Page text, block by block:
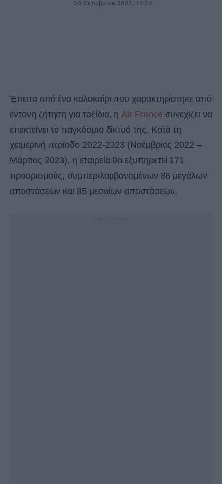
20 Οκτωβρίου 2022, 11:24
Έπειτα από ένα καλοκαίρι που χαρακτηρίστηκε από
έντονη ζήτηση για ταξίδια, η Air France συνεχίζει να
επεκτείνει το παγκόσμιο δίκτυό της. Κατά τη
χειμερινή περίοδο 2022-2023 (Νοέμβριος 2022 –
Μάρτιος 2023), η εταιρεία θα εξυπηρετεί 171
προορισμούς, συμπεριλαμβανομένων 86 μεγάλων
αποστάσεων και 85 μεσαίων αποστάσεων.